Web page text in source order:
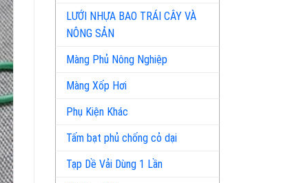
LƯỚI NHỰA BAO TRÁI CÂY VÀ
NÔNG SẢN
Màng Phủ Nông Nghiệp
Màng Xốp Hơi
Phụ Kiện Khác
Tấm bạt phủ chống cỏ dại
Tạp Dề Vải Dùng 1 Lần